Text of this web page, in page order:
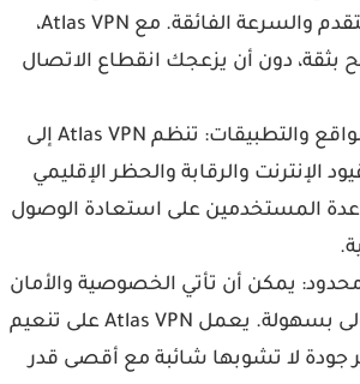
بين الأمان المتقدم والسرعة الفائقة. مع Atlas VPN،
دون أن يزعجك انقطاع الاتصال
تجاوز حظر المواقع والتطبيقات: تنظم Atlas VPN إلى
والرقابة والحظر الإقليمي
المستخدمين على استعادة الوصول
يمكن أن تأتي الخصوصية والأمان
من الدرجة الأولى بسهولة. يعمل Atlas VPN على تنعيم
لا تشوبها شائبة مع أقصى قدر